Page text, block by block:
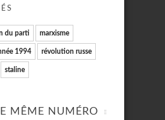
du parti marxisme
1994 révolution russe
staline
MÊME NUMÉRO